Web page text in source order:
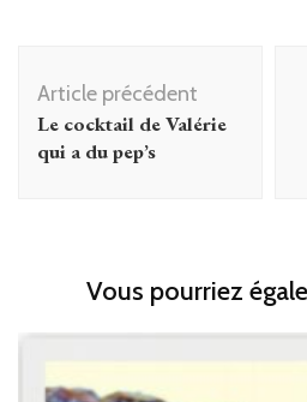
d'article
Article précédent
Le cocktail de Valérie
qui a du pep’s
Vous pourriez